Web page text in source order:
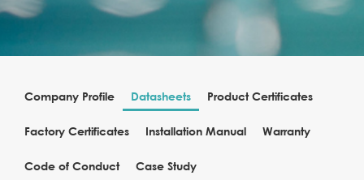
Company Profile Datasheets Product Certificates
Factory Certificates Installation Manual Warranty
Code of Conduct Case Study